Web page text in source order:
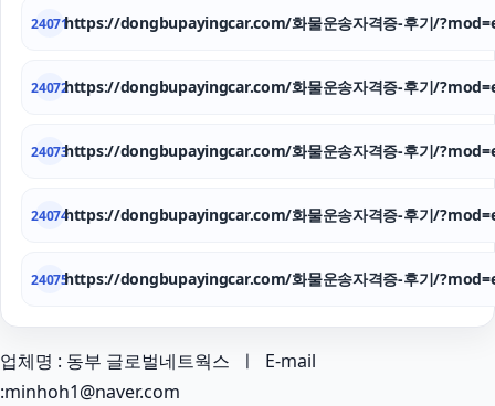
24071https://dongbupayingcar.com/화물운송자격증-후기/
24072https://dongbupayingcar.com/화물운송자격증-후기/
24073https://dongbupayingcar.com/화물운송자격증-후기/
24074https://dongbupayingcar.com/화물운송자격증-후기/
24075https://dongbupayingcar.com/화물운송자격증-후기/
업체명 : 동부 글로벌네트웍스 ㅣ E-mail
:minhoh1@naver.com